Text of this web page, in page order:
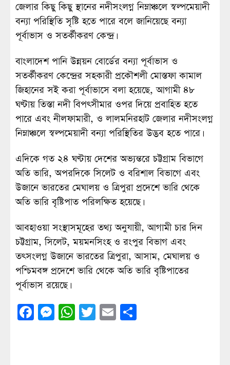
জেলার কিছু কিছু স্থানের নদীসংলগ্ন নিম্নাঞ্চলে স্বল্পমেয়াদী
বন্যা পরিস্থিতি সৃষ্টি হতে পারে বলে জানিয়েছে বন্যা
পূর্বাভাস ও সতর্কীকরণ কেন্দ্র।
বাংলাদেশ পানি উন্নয়ন বোর্ডের বন্যা পূর্বাভাস ও
সতর্কীকরণ কেন্দ্রের সহকারী প্রকৌশলী মোস্তফা কামাল
জিহানের সই করা পূর্বাভাসে বলা হয়েছে, আগামী ৪৮
ঘণ্টায় তিস্তা নদী বিপৎসীমার ওপর দিয়ে প্রবাহিত হতে
পারে এবং নীলফামারী, ও লালমনিরহাট জেলার নদীসংলগ্ন
নিম্নাঞ্চলে স্বল্পমেয়াদী বন্যা পরিস্থিতির উদ্ভব হতে পারে।
এদিকে গত ২৪ ঘণ্টায় দেশের অভ্যন্তরে চট্টগ্রাম বিভাগে
অতি ভারি, অপরদিকে সিলেট ও বরিশাল বিভাগে এবং
উজানে ভারতের মেঘালয় ও ত্রিপুরা প্রদেশে ভারি থেকে
অতি ভারি বৃষ্টিপাত পরিলক্ষিত হয়েছে।
আবহাওয়া সংস্থাসমূহের তথ্য অনুযায়ী, আগামী চার দিন
চট্টগ্রাম, সিলেট, ময়মনসিংহ ও রংপুর বিভাগ এবং
তৎসংলগ্ন উজানে ভারতের ত্রিপুরা, আসাম, মেঘালয় ও
পশ্চিমবঙ্গ প্রদেশে ভারি থেকে অতি ভারি বৃষ্টিপাতের
পূর্বাভাস রয়েছে।
Facebook
Messenger
WhatsApp
Twitter
Email